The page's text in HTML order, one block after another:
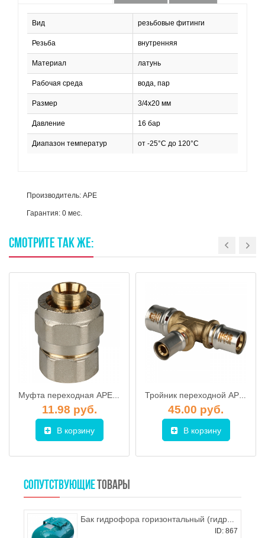
Вид резьбовые фитинги
Резьба внутренняя
Материал латунь
Рабочая среда вода, пар
Размер 3/4х20 мм
Давление 16 бар
Диапазон температур от -25°C до 120°C
Производитель: APE
Гарантия: 0 мес.
СМОТРИТЕ ТАКЖЕ:
Муфта переходная APE с внутренней резьбой 1/2x20 (резьбовые фитинги)
11.98 руб.
В корзину
Тройник переходной APE 26*16*20 (пресс-фитинги)
45.00 руб.
В корзину
СОПУТСТВУЮЩИЕ ТОВАРЫ
Бак гидрофора горизонтальный (гидроаккумулятор) на 50л Omnigena
ID: 867